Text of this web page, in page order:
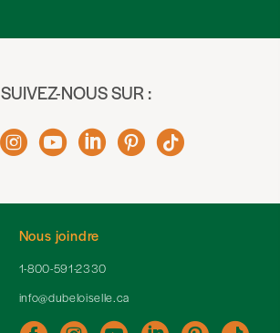
SUIVEZ-NOUS SUR :
Nous joindre
1-800-591-2330
info@dubeloiselle.ca